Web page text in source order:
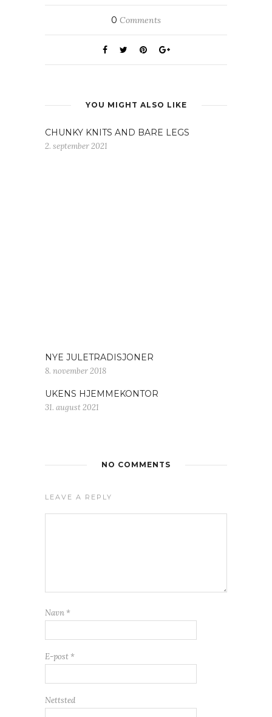
0 Comments
YOU MIGHT ALSO LIKE
CHUNKY KNITS AND BARE LEGS
2. september 2021
NYE JULETRADISJONER
8. november 2018
UKENS HJEMMEKONTOR
31. august 2021
NO COMMENTS
LEAVE A REPLY
Navn *
E-post *
Nettsted